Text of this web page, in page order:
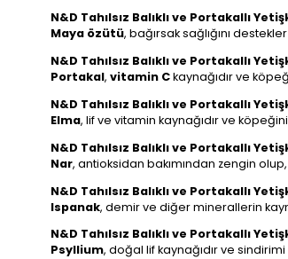
N&D Tahılsız Balıklı ve Portakallı
Maya özütü, bağırsak sağlığını
N&D Tahılsız Balıklı ve Portakallı
Portakal, vitamin Ckaynağıdır ve
N&D Tahılsız Balıklı ve Portakallı
Elma, lif ve vitamin kaynağıdır ve
N&D Tahılsız Balıklı ve Portakallı
Nar, antioksidan bakımından zengin
N&D Tahılsız Balıklı ve Portakallı
Ispanak, demir ve diğer minerallerin
N&D Tahılsız Balıklı ve Portakallı
Psyllium, doğal lif kaynağıdır ve